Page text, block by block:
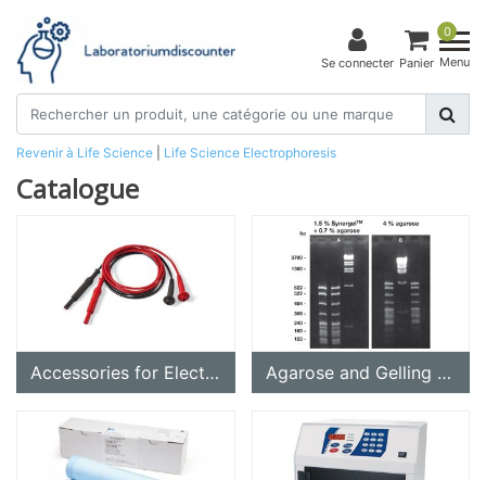
Se connecter
0
Panier Menu
Revenir à Life Science Life Science Electrophoresis
Catalogue
Accessories for Electrophoresis Agarose and Gelling Reagents